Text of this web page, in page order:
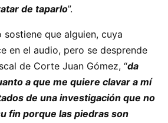
de taparlo”.
sostiene que alguien, cuya
en el audio, pero se desprende
de Corte Juan Gómez, “da
a que me quiere clavar a mí
de una investigación que no
fin porque las piedras son